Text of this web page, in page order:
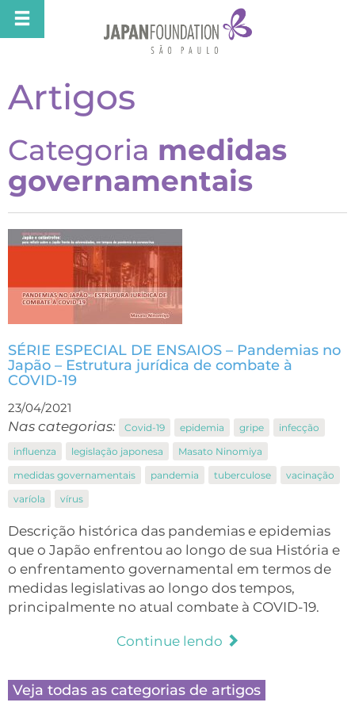
Artigos
Categoria medidas
governamentais
SÉRIE ESPECIAL DE ENSAIOS – Pandemias no
Japão – Estrutura jurídica de combate à
COVID-19
23/04/2021
Nas categorias: Covid-19 epidemia gripe
infecção
influenza
legislação japonesa
Masato Ninomiya
medidas governamentais
pandemia tuberculose
vacinação
varíola
vírus
Descrição histórica das pandemias e epidemias
que o Japão enfrentou ao longo de sua História e
o enfrentamento governamental em termos de
medidas legislativas ao longo dos tempos,
principalmente no atual combate à COVID-19.
Continue lendo
Veja todas as categorias de artigos